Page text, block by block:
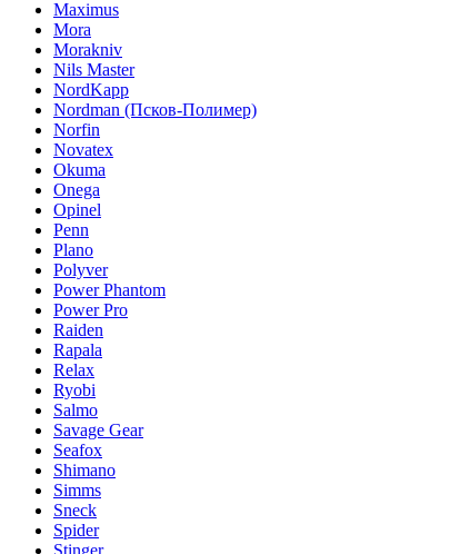
Maximus
Mora
Morakniv
Nils Master
NordKapp
Nordman (Псков-Полимер)
Norfin
Novatex
Okuma
Onega
Opinel
Penn
Plano
Polyver
Power Phantom
Power Pro
Raiden
Rapala
Relax
Ryobi
Salmo
Savage Gear
Seafox
Shimano
Simms
Sneck
Spider
Stinger